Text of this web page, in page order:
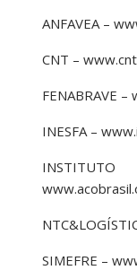
ANFAVEA –
CNT –
FENABRAVE
INESFA –
SIMEFRE –